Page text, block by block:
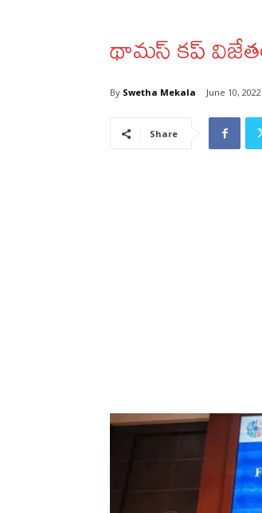
థామస్ కప్
By Swetha Mekala June 10, 2022
Share